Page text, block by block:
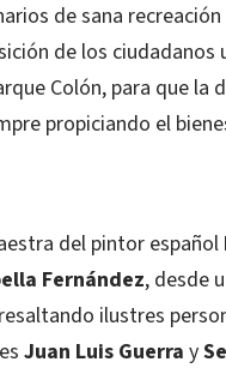
de sana
de los ciudadanos
Colón, para que la
propiciando el
del pintor español
Fernández, desde
ilustres
Juan Luis Guerra y